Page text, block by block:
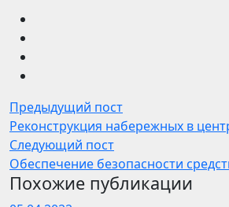
Предыдущий пост
Реконструкция набережных в
Следующий пост
Обеспечение безопасности
Похожие публикации